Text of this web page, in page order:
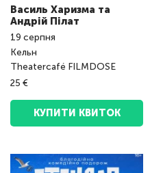
Василь Харизма та
Андрій Пілат
19 серпня
Кельн
Theatercafé FILMDOSE
25 €
КУПИТИ КВИТОК